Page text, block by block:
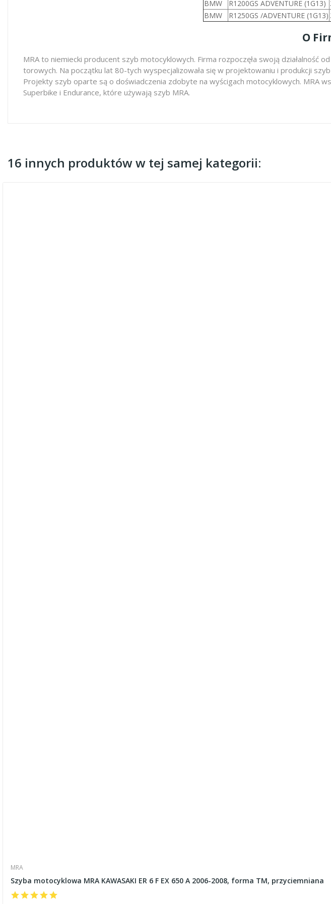
BMW
R1200GS ADVENTURE (1G13)
BMW
R1250GS /ADVENTURE (1G13)
O
MRA to niemiecki producent szyb motocyklowych. Firma rozpoczęła swoją
torowych. Na początku lat 80-tych wyspecjalizowała się w projektowaniu i produkcji
Projekty szyb oparte są o doświadczenia zdobyte na wyścigach motocyklowych. MRA
Superbike i Endurance, które używają szyb MRA.
16 innych produktów w tej samej kategorii:
MRA
Szyba motocyklowa MRA KAWASAKI ER 6 F EX 650 A 2006-2008, forma TM, przyciemniana